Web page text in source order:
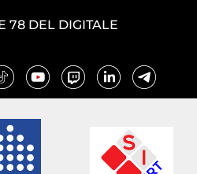
78 DEL DIGITALE